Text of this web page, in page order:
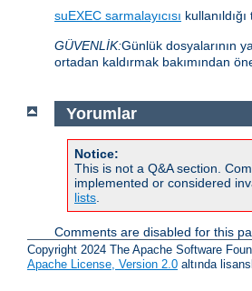
suEXEC sarmalayıcısı
GÜVENLİK:Günlük dosyalarının
ortadan kaldırmak bakımından
Yorumlar
Notice:
This is not a Q&A section.
implemented or considered
lists.
Comments are disabled for this
Copyright 2024 The Apache Software
Apache License, Version 2.0 altında